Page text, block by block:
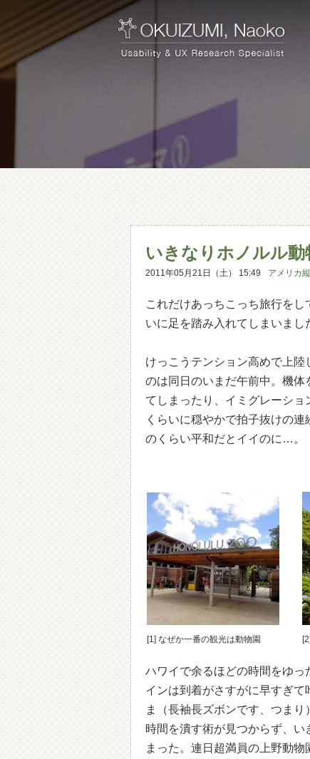
いきなりホノルル動
2011年05月21日（土） 15:49 アメリカ
これだけあっちこっち旅行を
いに足を踏み入れてしまいまし
けっこうテンション高めで上
のは同日のいまだ午前中。機
てしまったり、イミグレーシ
くらいに穏やかで拍子抜けの
のくらい平和だとイイのに…。
[1] なぜか一番の観光は動物園
ハワイで余るほどの時間をゆっ
インは到着がさすがに早すぎ
ま（長袖長ズボンです、つま
時間を潰す術が見つからず、
まった。連日超満員の上野動